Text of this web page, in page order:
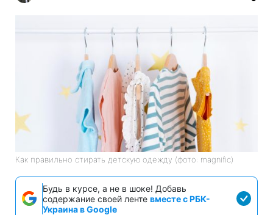
Как правильно стирать детскую одежду (фото: magnific)
Будь в курсе, а не в шоке! Добавь
содержание своей ленте вместе с РБК-
Украина в Google